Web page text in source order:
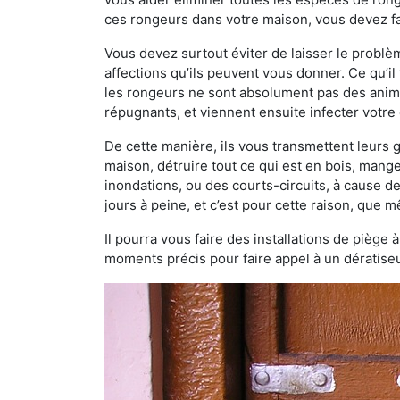
ces rongeurs dans votre maison, vous devez
Vous devez surtout éviter de laisser le
affections qu’ils peuvent vous donner. Ce
les rongeurs ne sont absolument pas des
répugnants, et viennent ensuite infecter
De cette manière, ils vous transmettent leurs
maison, détruire tout ce qui est en bois,
inondations, ou des courts-circuits, à cause
jours à peine, et c’est pour cette raison, que
Il pourra vous faire des installations de piège
moments précis pour faire appel à un